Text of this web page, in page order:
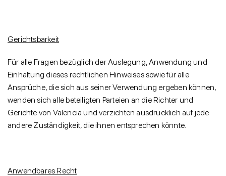
Gerichtsbarkeit
Für alle Fragen bezüglich der Auslegung, Anwendung und
Einhaltung dieses rechtlichen Hinweises sowie für alle
Ansprüche, die sich aus seiner Verwendung ergeben können,
wenden sich alle beteiligten Parteien an die Richter und
Gerichte von Valencia und verzichten ausdrücklich auf jede
andere Zuständigkeit, die ihnen entsprechen könnte.
Anwendbares Recht